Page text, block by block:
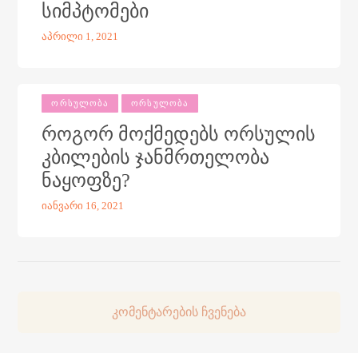
სიმპტომები
აპრილი 1, 2021
ᲝᲠᲡᲣᲚᲝᲑᲐ ᲝᲠᲡᲣᲚᲝᲑᲐ
როგორ მოქმედებს ორსულის
კბილების ჯანმრთელობა
ნაყოფზე?
იანვარი 16, 2021
კომენტარების ჩვენება